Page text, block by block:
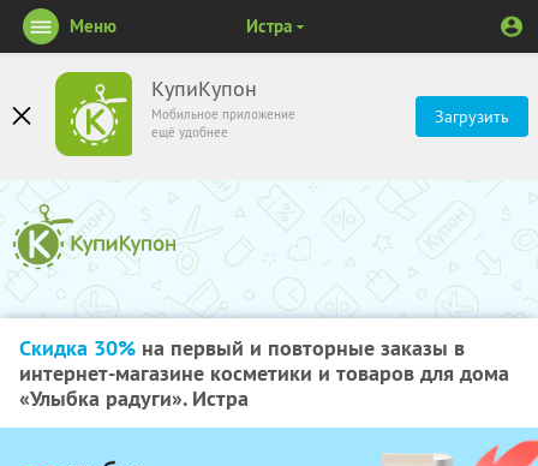
КупиКупон
Мобильное приложение
ещё удобнее
Загрузить
Меню Истра
Скидка 30% на первый и повторные заказы в
интернет-магазине косметики и товаров для дома
«Улыбка радуги». Истра